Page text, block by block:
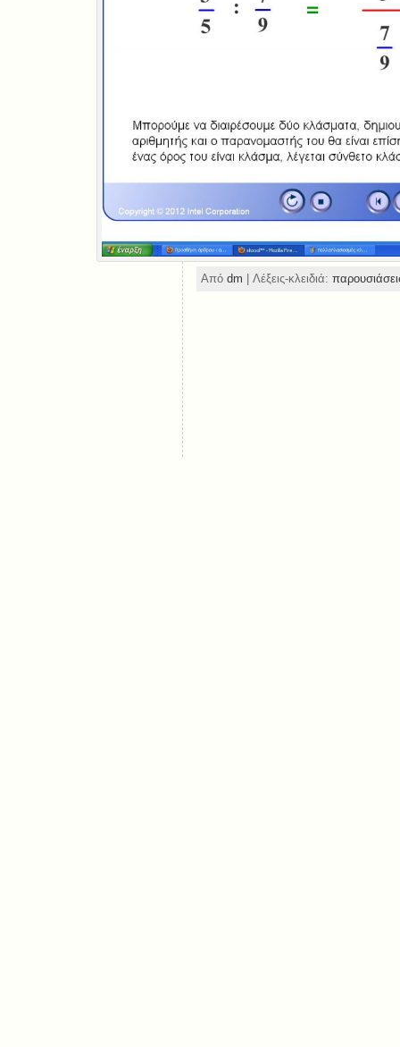
Από dm | Λέξεις-κλειδιά: